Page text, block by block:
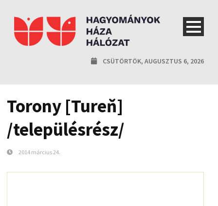
CSÜTÖRTÖK, AUGUSZTUS 6, 2026
Torony [Tureň]
/településrész/
2014 március 24.